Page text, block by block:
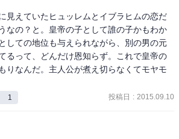
見えていたヒュッレムとイブラヒムの恋だ
なの？と。皇帝の子として誰の子かもわか
しての地位も与えられながら、別の男の元
るって、どんだけ恩知らず。これで皇帝の
りなんだ。主人公が煮え切らなくてモヤモ
1 投稿日 : 2015.09.10